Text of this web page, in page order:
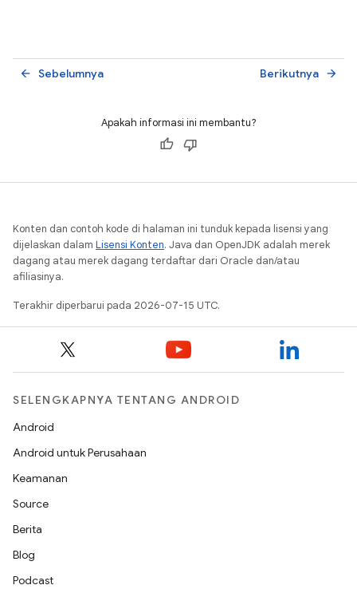
Sebelumnya
arrow_back Berikutnya arrow_forward
Apakah informasi ini membantu?
Konten dan contoh kode di halaman ini tunduk kepada lisensi yang
dijelaskan dalam Lisensi Konten. Java dan OpenJDK adalah merek
dagang atau merek dagang terdaftar dari Oracle dan/atau
afiliasinya.
Terakhir diperbarui pada 2026-07-15 UTC.
SELENGKAPNYA TENTANG ANDROID
Android
Android untuk Perusahaan
Keamanan
Source
Berita
Blog
Podcast